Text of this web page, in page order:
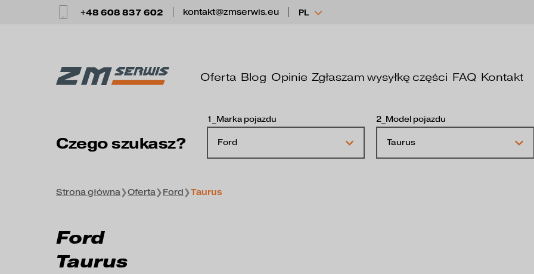
+48 608 837 602 kontakt@zmserwis.eu PL
Oferta Blog Opinie Zgłaszam wysyłkę części FAQ Kontakt
Czego szukasz?
1_Marka pojazdu
Ford
2_Model pojazdu
Taurus
Strona główna❯Oferta❯Ford❯Taurus
Ford
Taurus